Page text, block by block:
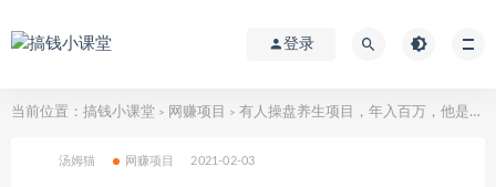
登录
当前位置： 搞钱小课堂 > 网赚项目 > ​有人操盘养生项目，年入百万，他是如何做到的？
汤姆猫 网赚项目 2021-02-03